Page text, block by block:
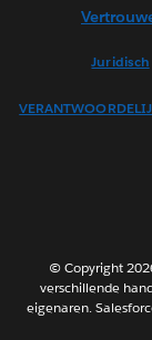
Juridisch
© Copyright
verschillende
eigenaren.